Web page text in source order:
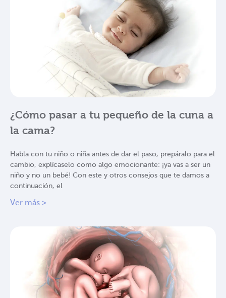
¿Cómo pasar a tu pequeño de la cuna a
la cama?
Habla con tu niño o niña antes de dar el paso, prepáralo para el
cambio, explícaselo como algo emocionante: ¡ya vas a ser un
niño y no un bebé! Con este y otros consejos que te damos a
continuación, el
Ver más >